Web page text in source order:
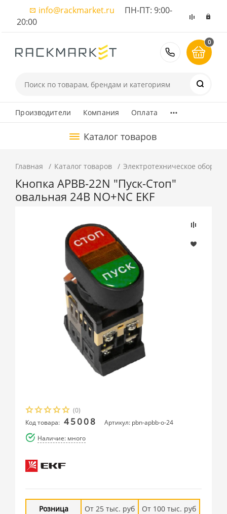
info@rackmarket.ru ПН-ПТ: 9:00-
20:00
8 (495)
0
Производители Компания Оплата ...
Каталог товаров
Главная Каталог товаров Электротехническое
Кнопка APBB-22N "Пуск-Стоп"
овальная 24В NO+NC EKF
(0)
Код товара: 45008
Артикул: pbn-apbb-o-24
Наличие: много
Розница
От 25 тыс. руб
От 100 тыс. руб